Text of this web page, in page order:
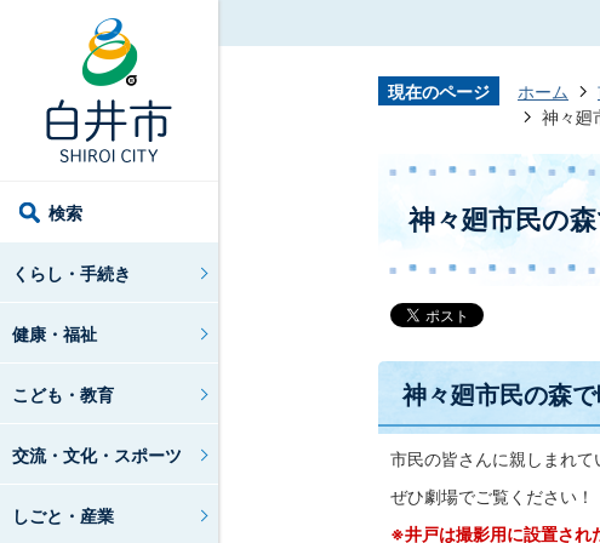
検索
くらし・手続き
健康・福祉
こども・教育
交流・文化・スポーツ
しごと・産業
現在のページ ホーム
神々廻
神々廻市民の
神々廻市民の森
市民の皆さんに親しまれて
ぜひ劇場でご覧ください！
※井戸は撮影用に設置され